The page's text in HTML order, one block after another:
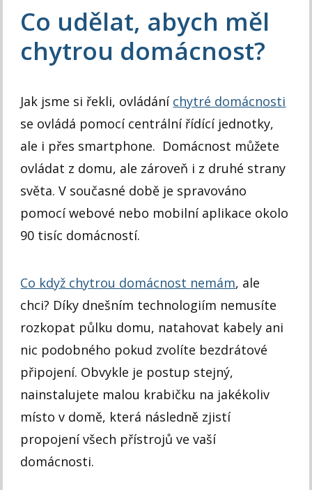
Co udělat, abych měl
chytrou domácnost?
Jak jsme si řekli, ovládání chytré domácnosti
se ovládá pomocí centrální řídící jednotky,
ale i přes smartphone. Domácnost můžete
ovládat z domu, ale zároveň i z druhé strany
světa. V současné době je spravováno
pomocí webové nebo mobilní aplikace okolo
90 tisíc domácností.
Co když chytrou domácnost nemám, ale
chci? Díky dnešním technologiím nemusíte
rozkopat půlku domu, natahovat kabely ani
nic podobného pokud zvolíte bezdrátové
připojení. Obvykle je postup stejný,
nainstalujete malou krabičku na jakékoliv
místo v domě, která následně zjistí
propojení všech přístrojů ve vaší
domácnosti.